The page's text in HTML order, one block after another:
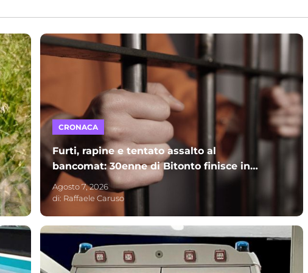
CRONACA
Furti, rapine e tentato assalto al
bancomat: 30enne di Bitonto finisce in
carcere
Agosto 7, 2026
di: Raffaele Caruso